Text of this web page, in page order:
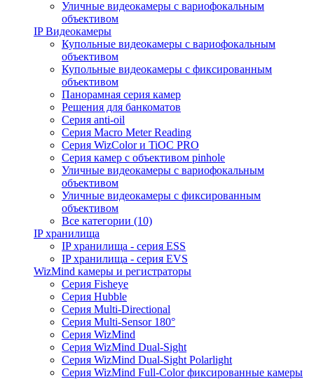
Уличные видеокамеры с вариофокальным
объективом
IP Видеокамеры
Купольные видеокамеры с вариофокальным
объективом
Купольные видеокамеры с фиксированным
объективом
Панорамная серия камер
Решения для банкоматов
Серия anti-oil
Серия Macro Meter Reading
Серия WizColor и TiOC PRO
Серия камер с объективом pinhole
Уличные видеокамеры с вариофокальным
объективом
Уличные видеокамеры с фиксированным
объективом
Все категории (10)
IP хранилища
IP хранилища - серия ESS
IP хранилища - серия EVS
WizMind камеры и регистраторы
Серия Fisheye
Серия Hubble
Серия Multi-Directional
Серия Multi-Sensor 180°
Серия WizMind
Серия WizMind Dual-Sight
Серия WizMind Dual-Sight Polarlight
Серия WizMind Full-Color фиксированные камеры